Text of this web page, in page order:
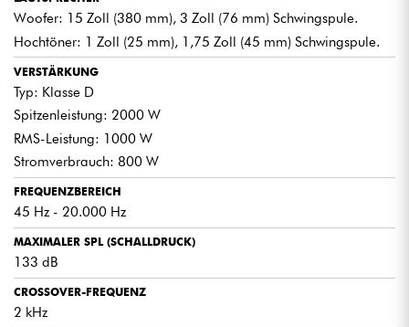
Woofer: 15 Zoll (380 mm), 3 Zoll (76 mm) Schwingspule.
Hochtöner: 1 Zoll (25 mm), 1,75 Zoll (45 mm) Schwingspule.
VERSTÄRKUNG
Typ: Klasse D
Spitzenleistung: 2000 W
RMS-Leistung: 1000 W
Stromverbrauch: 800 W
FREQUENZBEREICH
45 Hz - 20.000 Hz
MAXIMALER SPL (SCHALLDRUCK)
133 dB
CROSSOVER-FREQUENZ
2 kHz